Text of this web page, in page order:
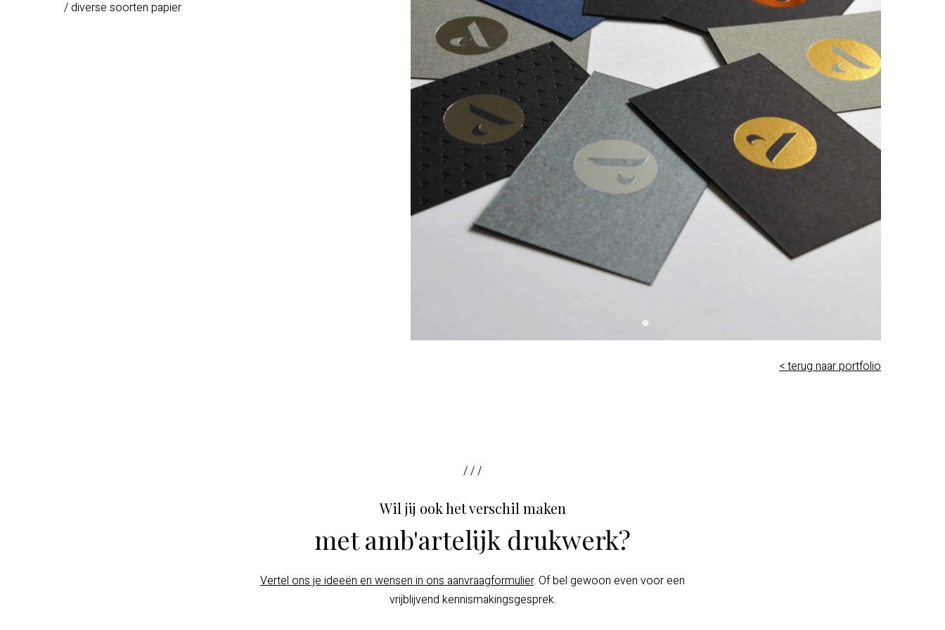
/ diverse soorten papier
< terug naar portfolio
/ / /
Wil jij ook het verschil maken
met amb'artelijk drukwerk?
Vertel ons je ideeën en wensen in ons aanvraagformulier. Of bel gewoon even voor een
vrijblijvend kennismakingsgesprek.